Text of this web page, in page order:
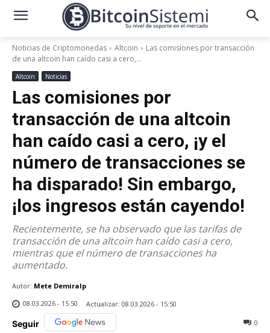
Noticias de Criptomonedas Altcoin
Las comisiones por transacción
de una altcoin han caído casi a cero,...
Altcoin Noticias
Las comisiones por
transacción de una altcoin
han caído casi a cero, ¡y el
número de transacciones se
ha disparado! Sin embargo,
¡los ingresos están cayendo!
Recientemente, se ha observado que las tarifas de
transacción de una altcoin han caído casi a cero,
mientras que el número de transacciones ha
aumentado.
Autor: Mete Demiralp
08.03.2026 - 15:50
Actualizar: 08.03.2026 - 15:50
Seguir 0